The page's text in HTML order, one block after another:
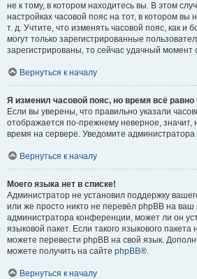
не к тому, в котором находитесь вы. В этом
настройках часовой пояс на тот, в котором вы
т. д. Учтите, что изменять часовой пояс, как и
могут только зарегистрированные
зарегистрированы, то сейчас удачный момент
Вернуться к началу
Я изменил часовой пояс, но время всё равно
Если вы уверены, что правильно указали
отображается по-прежнему неверное, значит,
время на сервере. Уведомите
Вернуться к началу
Моего языка нет в списке!
Администратор не установил поддержку
или же просто никто не перевёл phpBB на ваш
администратора конференции, может ли он
языковой пакет. Если такого языкового
можете перевести phpBB на свой язык.
можете получить на сайте phpBB®.
Вернуться к началу